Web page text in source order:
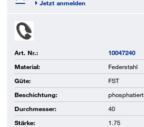
Jetzt anmelden
Art. Nr.:
10047240
Material:
Federstahl
Güte:
FST
Beschichtung:
phosphatiert
Durchmesser:
40
Stärke:
1.75